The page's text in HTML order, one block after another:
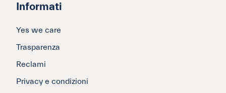
Informati
Yes we care
Trasparenza
Reclami
Privacy e condizioni